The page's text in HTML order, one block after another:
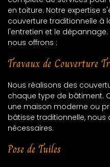
en toiture. Notre expertise
couverture traditionnelle à
l'entretien et le
nous offrons :
Travaux de Couverture
Nous réalisons des
chaque type de bâtiment.
une maison moderne ou
bâtisse traditionnelle,
nécessaires.
Pose de Tuiles